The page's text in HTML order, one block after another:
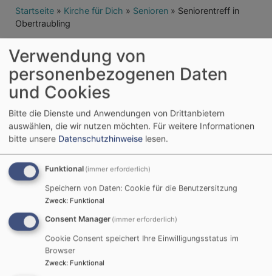
Breadcrumb
Startseite Kirche für Dich Senioren
Seniorentreff in
Obertraubling
Seniorentreff in
Obertraubling
Für Ihre Suchanfrage wurden keine
Veranstaltungen gefunden.
Verwendung von
personenbezogenen Daten
und Cookies
Bitte die Dienste und Anwendungen von Drittanbietern
auswählen, die wir nutzen möchten. Für weitere Informationen
bitte unsere Datenschutzhinweise lesen.
Funktional (immer erforderlich)
Speichern von Daten: Cookie für die Benutzersitzung
Zweck: Funktional
Consent Manager (immer erforderlich)
Cookie Consent speichert Ihre Einwilligungsstatus im
Browser
Zweck: Funktional